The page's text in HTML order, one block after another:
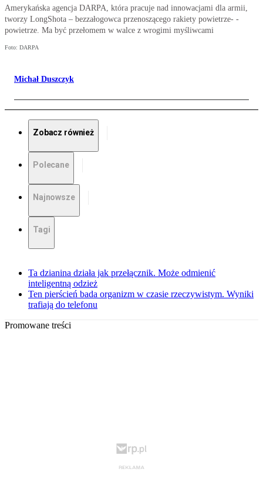
Amerykańska agencja DARPA, która pracuje nad innowacjami dla armii,
tworzy LongShota – bezzałogowca przenoszącego rakiety powietrze- -
powietrze. Ma być przełomem w walce z wrogimi myśliwcami
Foto: DARPA
Michał Duszczyk
Zobacz również
Polecane
Najnowsze
Tagi
Ta dzianina działa jak przełącznik. Może odmienić
inteligentną odzież
Ten pierścień bada organizm w czasie rzeczywistym. Wyniki
trafiają do telefonu
Promowane treści